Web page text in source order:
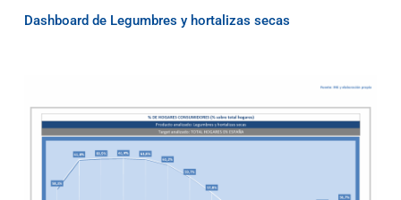
Dashboard de Legumbres y hortalizas secas